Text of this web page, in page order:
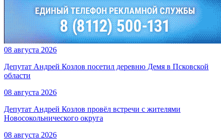
08 августа 2026
Депутат Андрей Козлов посетил деревню Демя в Псковской
области
08 августа 2026
Депутат Андрей Козлов провёл встречи с жителями
Новосокольнического округа
08 августа 2026